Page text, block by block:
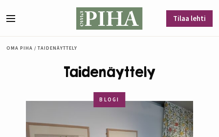
Tilaa lehti
OMA PIHA / TAIDENÄYTTELY
Taidenäyttely
BLOGI